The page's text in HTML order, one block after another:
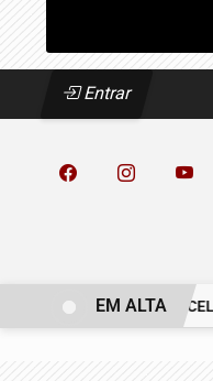
Entrar
O GRUPO MICELLI
EM ALTA